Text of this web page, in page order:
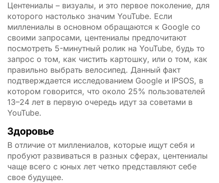
Центениалы – визуалы, и это первое поколение, для
которого настолько значим YouTube. Если
миллениалы в основном обращаются к Google со
своими запросами, центениалы предпочитают
посмотреть 5-минутный ролик на YouTube, будь то
запрос о том, как чистить картошку, или о том, как
правильно выбрать велосипед. Данный факт
подтверждается исследованием Google и IPSOS, в
котором говорится, что около 25% пользователей
13–24 лет в первую очередь идут за советами в
YouTube.
Здоровье
В отличие от миллениалов, которые ищут себя и
пробуют развиваться в разных сферах, центениалы
чаще всего с юных лет четко представляют себе
свое будущее.